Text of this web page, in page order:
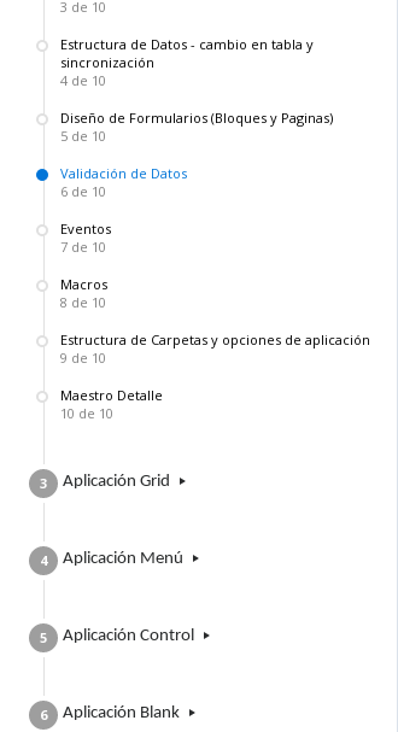
3 de 10
Estructura de Datos - cambio en tabla y
sincronización
4 de 10
Diseño de Formularios (Bloques y Paginas)
5 de 10
Validación de Datos
6 de 10
Eventos
7 de 10
Macros
8 de 10
Estructura de Carpetas y opciones de aplicación
9 de 10
Maestro Detalle
10 de 10
3 Aplicación ​G​rid
4 Aplicación Menú
5 Aplicación Control
6 Aplicación Blank